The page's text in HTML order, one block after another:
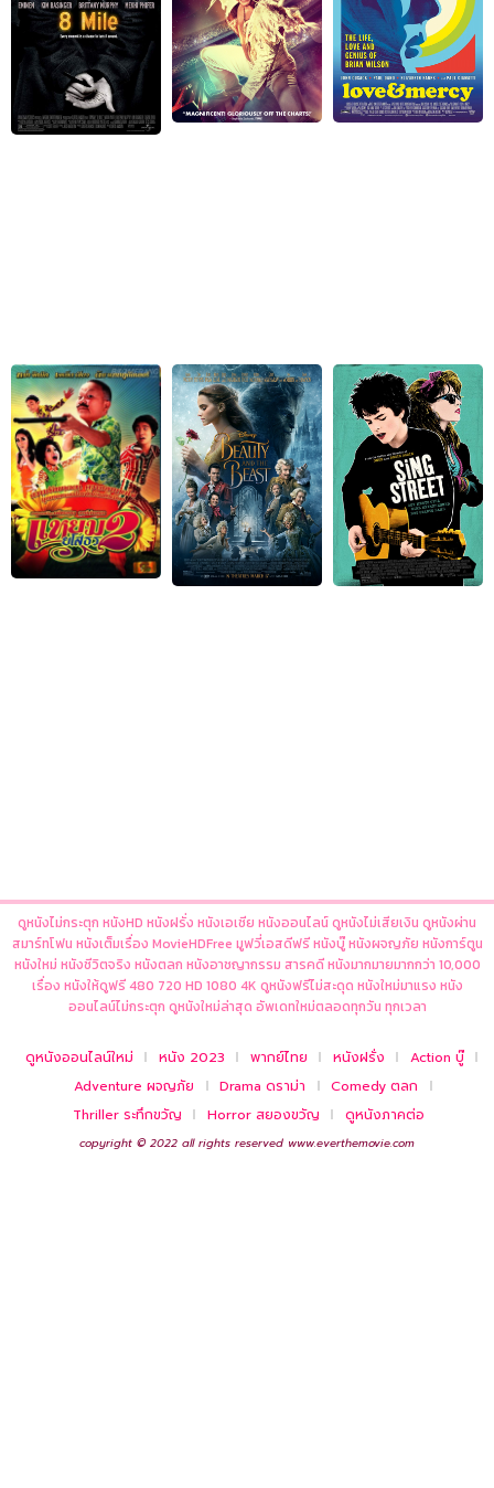
ดูหนังไม่กระตุก หนังHD หนังฝรั่ง หนังเอเชีย หนังออนไลน์ ดูหนังไม่เสียเงิน ดูหนังผ่าน
สมาร์ทโฟน หนังเต็มเรื่อง MovieHDFree มูฟวี่เอสดีฟรี หนังบู๊ หนังผจญภัย หนังการ์ตูน
หนังใหม่ หนังชีวิตจริง หนังตลก หนังอาชญากรรม สารคดี หนังมากมายมากกว่า 10,000
เรื่อง หนังให้ดูฟรี 480 720 HD 1080 4K ดูหนังฟรีไม่สะดุด หนังใหม่มาแรง หนัง
ออนไลน์ไม่กระตุก ดูหนังใหม่ล่าสุด อัพเดทใหม่ตลอดทุกวัน ทุกเวลา
ดูหนังออนไลน์ใหม่ หนัง 2023 พากย์ไทย หนังฝรั่ง
Action บู๊
Adventure ผจญภัย
Drama ดราม่า
Comedy ตลก
Thriller ระทึกขวัญ
Horror สยองขวัญ ดูหนังภาคต่อ
copyright © 2022 all rights reserved www.everthemovie.com